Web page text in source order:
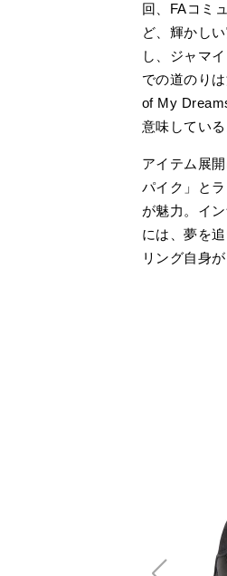
回、FAコミ
ど、輝かし
し、ジャマ
での道のり
of My
意味している
アイテム展
パイク」と
が魅力。イ
には、夢を
リング自身